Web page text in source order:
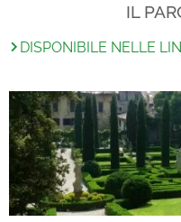
IL
DISPONIBILE NELLE